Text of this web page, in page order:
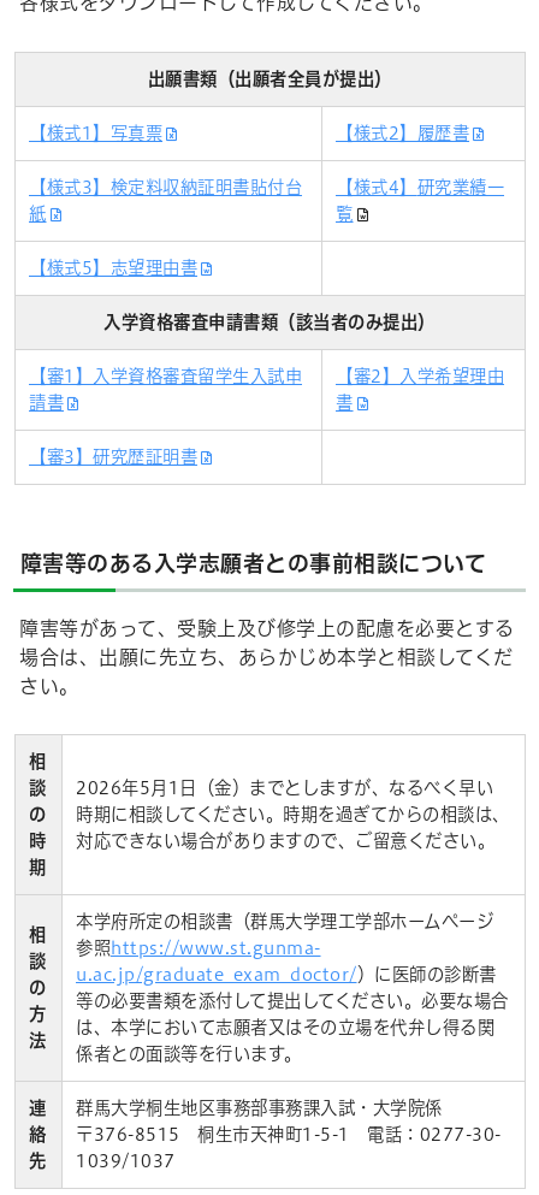
出願書類（出願者全員が提出）
【様式1】写真票 【様式2】履歴書
【様式3】検定料収納証明書貼付台
紙
【様式4】 研究業績一
覧
【様式5】志望理由書
入学資格審査申請書類（該当者のみ提出）
【審1】入学資格審査留学生入試申
請書
【審2】入学希望理由
書
【審3】研究歴証明書
障害等のある入学志願者との事前相談について
障害等があって、受験上及び修学上の配慮を必要とする
場合は、出願に先立ち、あらかじめ本学と相談してくだ
さい。
相
談
の
時
期
2026年5月1日（金）までとしますが、なるべく早い
時期に相談してください。時期を過ぎてからの相談は、
対応できない場合がありますので、ご留意ください。
相
談
の
方
法
本学府所定の相談書（群馬大学理工学部ホームページ
参照 https://www.st.gunma-
u.ac.jp/graduate_exam_doctor/ ）に医師の診断書
等の必要書類を添付して提出してください。必要な場合
は、本学において志願者又はその立場を代弁し得る関
係者との面談等を行います。
連
絡
先
群馬大学桐生地区事務部事務課入試・大学院係
〒376-8515 桐生市天神町1-5-1 電話：0277-30-
1039/1037